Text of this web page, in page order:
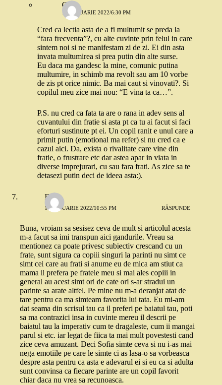
Geo
13 IANUARIE 2022/6:30 PM
Cred ca lectia asta de a fi multumit se preda la
“fara frecventa”?, cu alte cuvinte prin felul in care
sintem noi si ne manifestam zi de zi. Ei din asta
invata multumirea si prea putin din alte surse.
Eu daca ma gandesc la mine, comunic putina
multumire, in schimb ma revolt sau am 10 vorbe
de zis pt orice nimic. Ba mai caut si vinovati?. Si
copilul meu zice mai nou: “E vina ta ca…”.
P.S. nu cred ca fata ta are o rana in adev sens al
cuvantului din fratie si asta pt ca tu ai facut si faci
eforturi sustinute pt ei. Un copil ranit e unul care a
primit putin (emotional ma refer) si nu cred ca e
cazul aici. Da, exista o rivalitate care vine din
fratie, o frustrare etc dar astea apar in viata in
diverse imprejurari, cu sau fara frati. As zice sa te
detasezi putin deci de ideea asta:).
Rina
14 IANUARIE 2022/10:55 PM RĂSPUNDE
Buna, vroiam sa sesisez ceva de mult si articolul acesta
m-a facut sa imi transpun aici gandurile. Vreau sa
mentionez ca poate privesc subiectiv crescand cu un
frate, sunt sigura ca copiii singuri la parinti nu simt ce
simt cei care au frati si anume eu de mica am stiut ca
mama il prefera pe fratele meu si mai ales copiii in
general au acest simt ori de cate ori s-ar stradui un
parinte sa arate altfel. Pe mine nu m-a deranjat atat de
tare pentru ca ma simteam favorita lui tata. Eu mi-am
dat seama din scrisul tau ca il preferi pe baiatul tau, poti
sa ma contrazici insa in cuvinte mereu il descrii pe
baiatul tau la imperativ cum te dragaleste, cum ii mangai
parul si etc. iar legat de fiica ta mai mult povestesti cand
zice ceva amuzant. Deci Sofia simte ceva si nu i-as mai
nega emotiile pe care le simte ci as lasa-o sa vorbeasca
despre asta pentru ca asta e adevarul ei si eu ca si adulta
sunt convinsa ca fiecare parinte are un copil favorit
chiar daca nu vrea sa recunoasca.